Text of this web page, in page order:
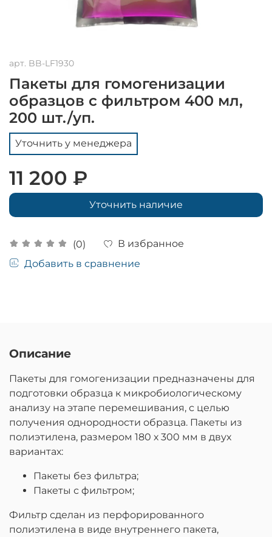
арт. BB-LF1930
Пакеты для гомогенизации
образцов c фильтром 400 мл,
200 шт./уп.
(0)
В избранное
Добавить в сравнение
Уточнить у менеджера
11 200 ₽
Уточнить наличие
Описание
Пакеты для гомогенизации предназначены для
подготовки образца к микробиологическому
анализу на этапе перемешивания, с целью
получения однородности образца. Пакеты из
полиэтилена, размером 180 х 300 мм в двух
вариантах:
Пакеты без фильтра;
Пакеты с фильтром;
Фильтр сделан из перфорированного
полиэтилена в виде внутреннего пакета,